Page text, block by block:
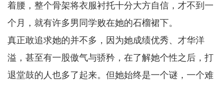
着腰，整个骨架将衣服衬托十分大方自信，才不到一
个月，就有许多男同学败在她的石榴裙下。
真正敢追求她的并不多，因为她成绩优秀、才华洋
溢，甚至有一股傲气与骄矜，在了解她个性之后，打
退堂鼓的人也多了起来。但她始终是一个谜，一个难